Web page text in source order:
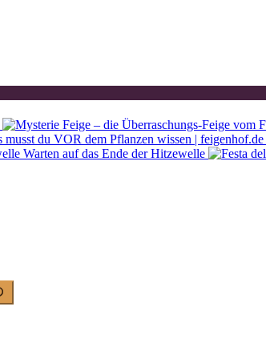
Warten auf das Ende der Hitzewelle